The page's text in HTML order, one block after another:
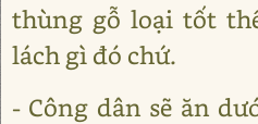
thùng gỗ loại tốt
lách gì đó chứ.
- Công dân sẽ ăn